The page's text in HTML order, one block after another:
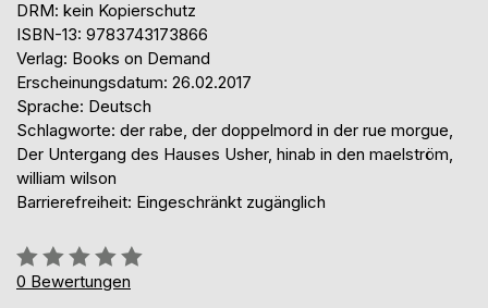
DRM: kein Kopierschutz
ISBN-13: 9783743173866
Verlag: Books on Demand
Erscheinungsdatum: 26.02.2017
Sprache: Deutsch
Schlagworte: der rabe, der doppelmord in der rue morgue,
Der Untergang des Hauses Usher, hinab in den maelström,
william wilson
Barrierefreiheit: Eingeschränkt zugänglich
Bewertung::
0%
0 Bewertungen